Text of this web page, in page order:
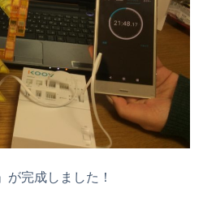
が完成しました！